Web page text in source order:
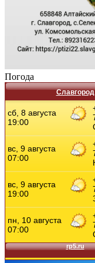
Погода
Славгород